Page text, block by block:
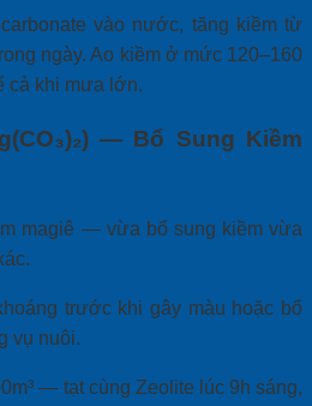
vào nước, tăng kiềm từ
ngày. Ao kiềm ở mức 120–160
cả khi mưa lớn.
— Bổ Sung Kiềm
magiê — vừa bổ sung kiềm vừa
trước khi gây màu hoặc bổ
vụ nuôi.
— tạt cùng Zeolite lúc 9h sáng,